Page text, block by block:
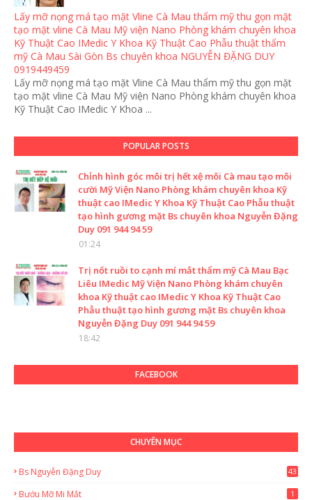
Lấy mỡ nọng má tạo mặt Vline Cà Mau thẩm mỹ thu gọn mặt
tạo mặt vline Cà Mau Mỹ viện Nano Phòng khám chuyên khoa
Kỹ Thuật Cao IMedic Y Khoa Kỹ Thuật Cao Phẫu thuật thẩm
mỹ Cà Mau Sài Gòn Bs chuyên khoa NGUYỄN ĐẶNG DUY
0919449459
Lấy mỡ nọng má tạo mặt Vline Cà Mau thẩm mỹ thu gọn mặt
tạo mặt vline Cà Mau Mỹ viện Nano Phòng khám chuyên khoa
Kỹ Thuật Cao IMedic Y Khoa ...
POPULAR POSTS
Chỉnh hình góc môi trị hết xệ môi Cà mau tạo môi
cười Mỹ Viện Nano Phòng khám chuyên khoa Kỹ
thuật cao IMedic Y Khoa Kỹ Thuật Cao Phẫu thuật
tạo hình gương mặt Bs chuyên khoa Nguyễn Đặng
Duy 091 944 94 59
01:24
Trị nốt ruồi to cạnh mí mắt thẩm mỹ Cà Mau Bạc
Liêu IMedic Mỹ Viện Nano Phòng khám chuyên
khoa Kỹ thuật cao IMedic Y Khoa Kỹ Thuật Cao
Phẫu thuật tạo hình gương mặt Bs chuyên khoa
Nguyễn Đặng Duy 091 944 94 59
18:42
FACEBOOK
CHUYÊN MỤC
Bs Nguyễn Đặng Duy
43
Bướu Mỡ Mi Mắt 1